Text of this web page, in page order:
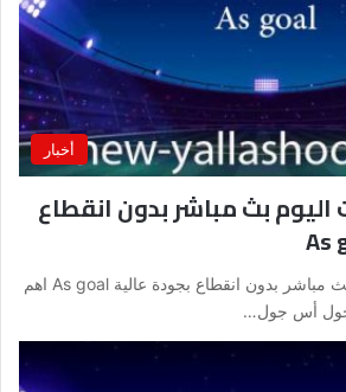
أخبار
بث مباشر بدون انقطاع
أس جول مباريات اليوم بث مباشر بدون انقطاع بجودة عالية As goal اهم
جول أس جول…